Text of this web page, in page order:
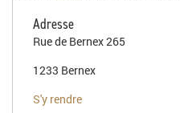
Adresse
Rue de Bernex 265
1233 Bernex
S'y rendre